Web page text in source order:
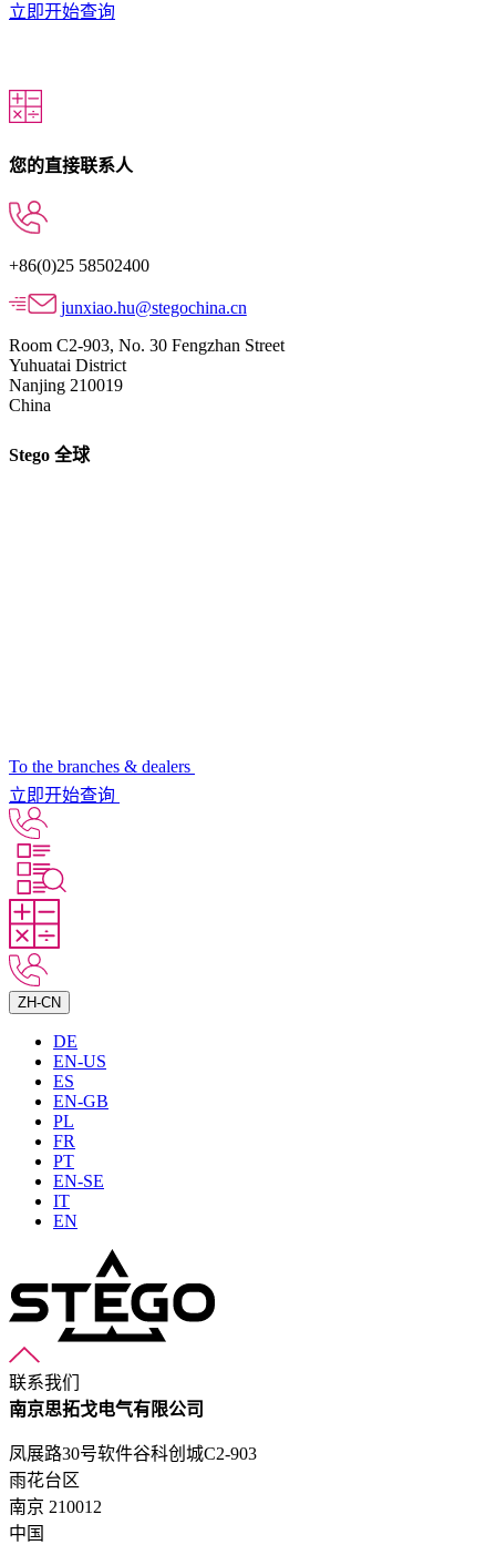
立即开始查询
您的直接联系人
+86(0)25 58502400
junxiao.hu@stegochina.cn
Room C2-903, No. 30 Fengzhan Street
Yuhuatai District
Nanjing 210019
China
Stego 全球
To the branches & dealers
立即开始查询
ZH-CN
DE
EN-US
ES
EN-GB
PL
FR
PT
EN-SE
IT
EN
联系我们
南京思拓戈电气有限公司
凤展路30号软件谷科创城C2-903
雨花台区
南京 210012
中国